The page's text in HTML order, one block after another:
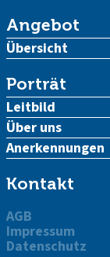
Angebot
Übersicht
Porträt
Leitbild
Über uns
Anerkennungen
Kontakt
AGB
Impressum
Datenschutz